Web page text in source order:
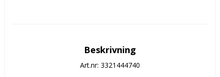
Beskrivning
Art.nr: 3321444740